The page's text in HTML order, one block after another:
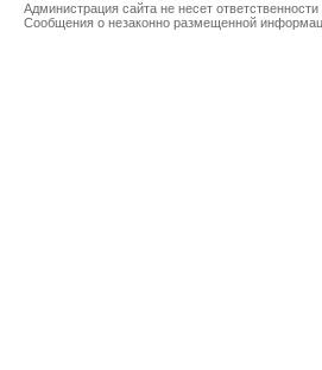
Администрация сайта не несет
Сообщения о незаконно размещенной